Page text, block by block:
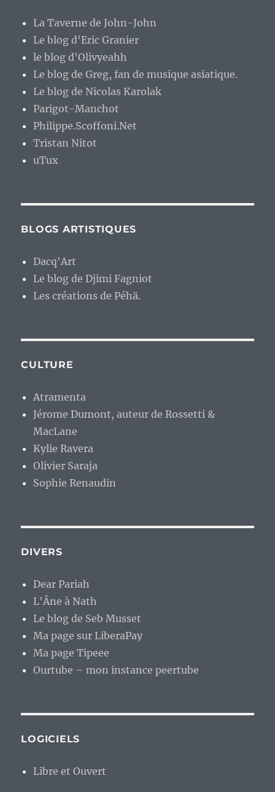
La Taverne de John-John
Le blog d'Eric Granier
le blog d'Olivyeahh
Le blog de Greg, fan de musique asiatique.
Le blog de Nicolas Karolak
Parigot-Manchot
Philippe.Scoffoni.Net
Tristan Nitot
uTux
BLOGS ARTISTIQUES
Dacq'Art
Le blog de Djimi Fagniot
Les créations de Péhä.
CULTURE
Atramenta
Jérome Dumont, auteur de Rossetti &
MacLane
Kylie Ravera
Olivier Saraja
Sophie Renaudin
DIVERS
Dear Pariah
L'Âne à Nath
Le blog de Seb Musset
Ma page sur LiberaPay
Ma page Tipeee
Ourtube – mon instance peertube
LOGICIELS
Libre et Ouvert